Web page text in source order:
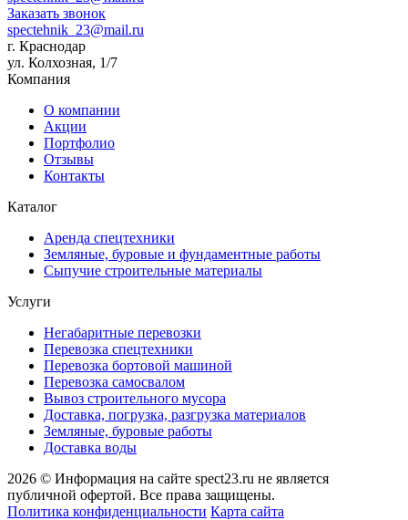
Заказать звонок
spectehnik_23@mail.ru
г. Краснодар
ул. Колхозная, 1/7
Компания
О компании
Акции
Портфолио
Отзывы
Контакты
Каталог
Аренда спецтехники
Земляные, буровые и фундаментные работы
Сыпучие строительные материалы
Услуги
Негабаритные перевозки
Перевозка спецтехники
Перевозка бортовой машиной
Перевозка самосвалом
Вывоз строительного мусора
Доставка, погрузка, разгрузка материалов
Земляные, буровые работы
Доставка воды
2026 © Информация на сайте spect23.ru не является
публичной офертой. Все права защищены.
Политика конфиденциальности Карта сайта